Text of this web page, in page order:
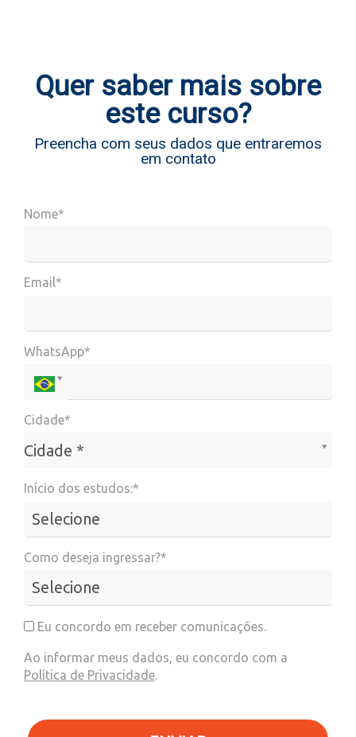
Quer saber mais sobre
este curso?
Preencha com seus dados que entraremos
em contato
Nome*
Email*
WhatsApp*
Cidade*
Cidade *
Cidade*
Início dos estudos:*
Como deseja ingressar?*
Eu concordo em receber comunicações.
Ao informar meus dados, eu concordo com a
Política de Privacidade.